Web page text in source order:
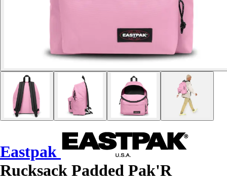
Eastpak
Rucksack Padded Pak'R